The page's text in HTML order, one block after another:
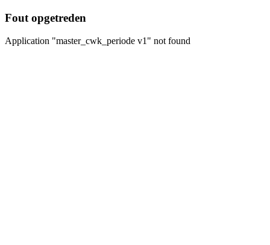
Fout opgetreden
Application "master_cwk_periode v1" not found